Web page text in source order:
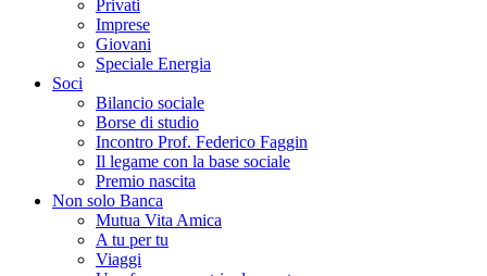
Privati
Imprese
Giovani
Speciale Energia
Soci
Bilancio sociale
Borse di studio
Incontro Prof. Federico Faggin
Il legame con la base sociale
Premio nascita
Non solo Banca
Mutua Vita Amica
A tu per tu
Viaggi